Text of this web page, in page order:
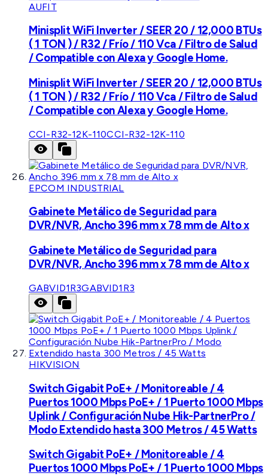
AUFIT
Minisplit WiFi Inverter / SEER 20 / 12,000 BTUs
( 1 TON ) / R32 / Frío / 110 Vca / Filtro de Salud
/ Compatible con Alexa y Google Home.
Minisplit WiFi Inverter / SEER 20 / 12,000 BTUs
( 1 TON ) / R32 / Frío / 110 Vca / Filtro de Salud
/ Compatible con Alexa y Google Home.
CCI-R32-12K-110CCI-R32-12K-110
EPCOM INDUSTRIAL
Gabinete Metálico de Seguridad para
DVR/NVR, Ancho 396 mm x 78 mm de Alto x
Gabinete Metálico de Seguridad para
DVR/NVR, Ancho 396 mm x 78 mm de Alto x
GABVID1R3GABVID1R3
HIKVISION
Switch Gigabit PoE+ / Monitoreable / 4
Puertos 1000 Mbps PoE+ / 1 Puerto 1000 Mbps
Uplink / Configuración Nube Hik-PartnerPro /
Modo Extendido hasta 300 Metros / 45 Watts
Switch Gigabit PoE+ / Monitoreable / 4
Puertos 1000 Mbps PoE+ / 1 Puerto 1000 Mbps